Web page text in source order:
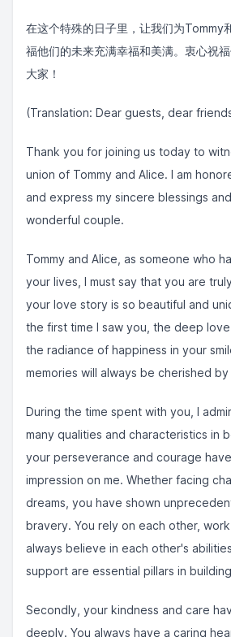
在这个特殊的日子里，让我们为Tommy
福他们的未来充满幸福和美满。衷心祝
大家！
(Translation: Dear guests, dear
Thank you for joining us today to
union of Tommy and Alice. I am
and express my sincere blessings
wonderful couple.
Tommy and Alice, as someone who
your lives, I must say that you are
your love story is so beautiful and
the first time I saw you, the deep
the radiance of happiness in your
memories will always be cherished by
During the time spent with you, I
many qualities and characteristics in
your perseverance and courage
impression on me. Whether facing
dreams, you have shown
bravery. You rely on each other,
always believe in each other's
support are essential pillars in
Secondly, your kindness and care
deeply. You always have a caring